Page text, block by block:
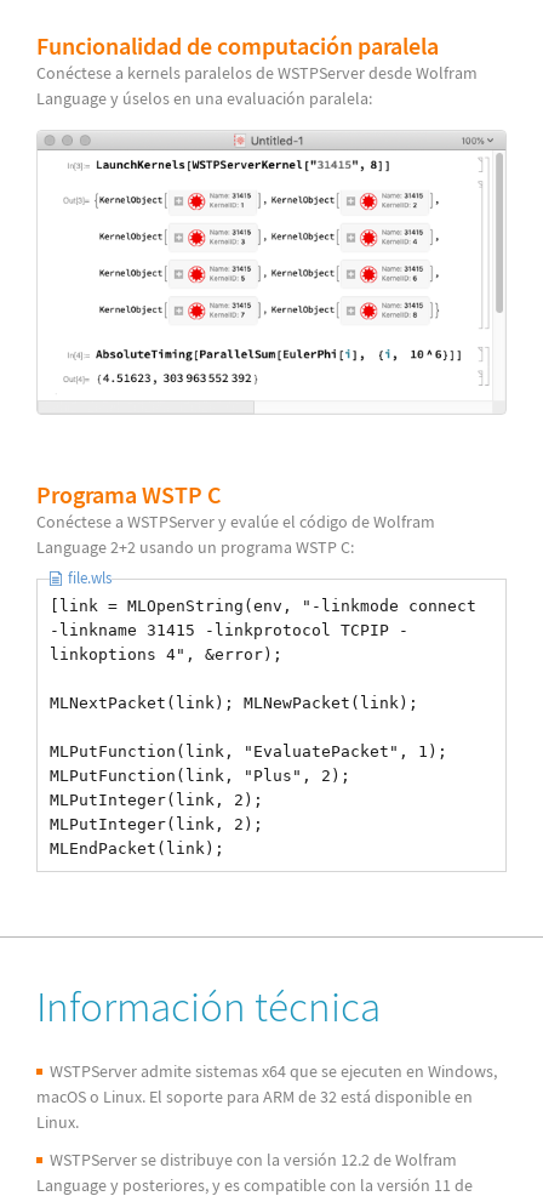
Funcionalidad de computación paralela
Conéctese a kernels paralelos de WSTPServer desde Wolfram
Language y úselos en una evaluación paralela:
Programa WSTP C
Conéctese a WSTPServer y evalúe el código de Wolfram
Language 2+2 usando un programa WSTP C:
file.wls
[link = MLOpenString(env, "-linkmode connect
-linkname 31415 -linkprotocol TCPIP -
linkoptions 4", &error);
MLNextPacket(link); MLNewPacket(link);
MLPutFunction(link, "EvaluatePacket", 1);
MLPutFunction(link, "Plus", 2);
MLPutInteger(link, 2);
MLPutInteger(link, 2);
Información técnica
WSTPServer admite sistemas x64 que se ejecuten en Windows,
macOS o Linux. El soporte para ARM de 32 está disponible en
Linux.
WSTPServer se distribuye con la versión 12.2 de Wolfram
Language y posteriores, y es compatible con la versión 11 de